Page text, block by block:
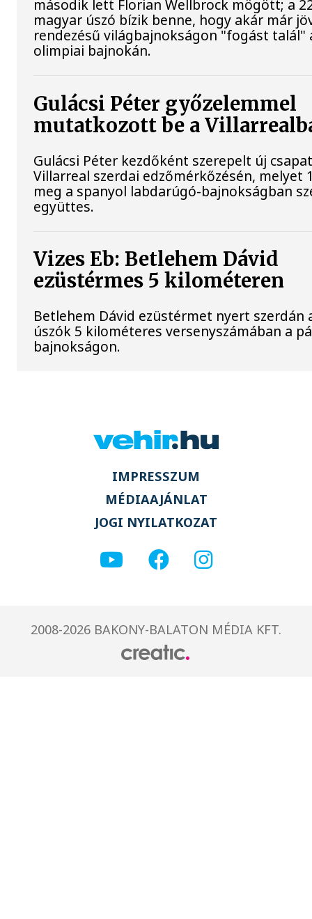
második lett Florian Wellbrock mögött; a
magyar úszó bízik benne, hogy akár már
rendezésű világbajnokságon "fogást talál"
olimpiai bajnokán.
Gulácsi Péter győzelemmel
mutatkozott be a
Gulácsi Péter kezdőként szerepelt új
Villarreal szerdai edzőmérkőzésén, melyet
meg a spanyol labdarúgó-bajnokságban
együttes.
Vizes Eb: Betlehem Dávid
ezüstérmes 5 kilométeren
Betlehem Dávid ezüstérmet nyert szerdán
úszók 5 kilométeres versenyszámában a
bajnokságon.
IMPRESSZUM
MÉDIAAJÁNLAT
JOGI NYILATKOZAT
2008-2026 BAKONY-BALATON MÉDIA KFT.